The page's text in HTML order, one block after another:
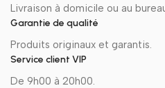
Livraison à domicile ou au
Garantie de qualité
Produits originaux et garantis.
Service client VIP
De 9h00 à 20h00.